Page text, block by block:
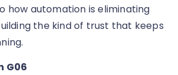
how automation is eliminating
the kind of trust that keeps
G06